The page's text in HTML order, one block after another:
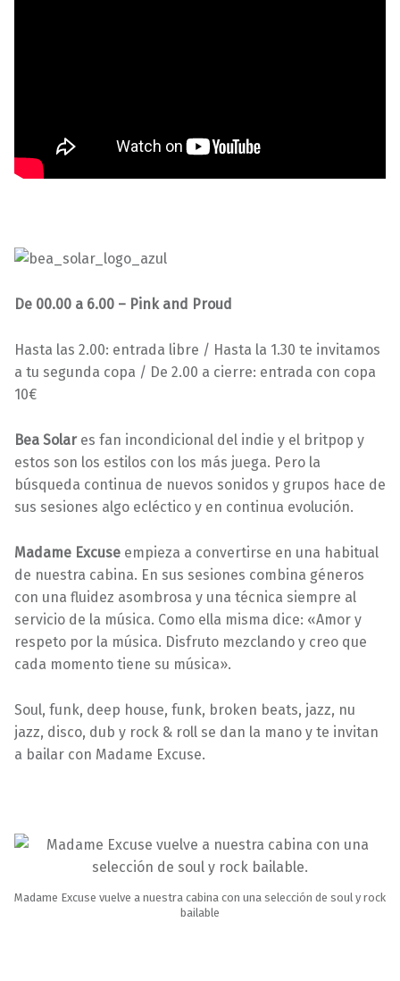
De 00.00 a 6.00 – Pink and Proud
Hasta las 2.00: entrada libre / Hasta la 1.30 te invitamos
a tu segunda copa / De 2.00 a cierre: entrada con copa
10€
Bea Solares fan incondicional del indie y el britpop y
estos son los estilos con los más juega. Pero la
búsqueda continua de nuevos sonidos y grupos hace de
sus sesiones algo ecléctico y en continua evolución.
Madame Excuse empieza a convertirse en una habitual
de nuestra cabina. En sus sesiones combina géneros
con una fluidez asombrosa y una técnica siempre al
servicio de la música. Como ella misma dice: «Amor y
respeto por la música. Disfruto mezclando y creo que
cada momento tiene su música».
Soul, funk, deep house, funk, broken beats, jazz, nu
jazz, disco, dub y rock & roll se dan la mano y te invitan
a bailar con Madame Excuse.
Madame Excuse vuelve a nuestra cabina con una selección de soul y rock
bailable